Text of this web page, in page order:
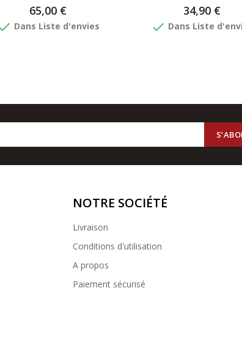
65,00 €
Dans Liste d'envies
34,90 €
done Dans Liste
NOTRE SOCIÉTÉ
Livraison
Conditions d'utilisation
A propos
Paiement sécurisé